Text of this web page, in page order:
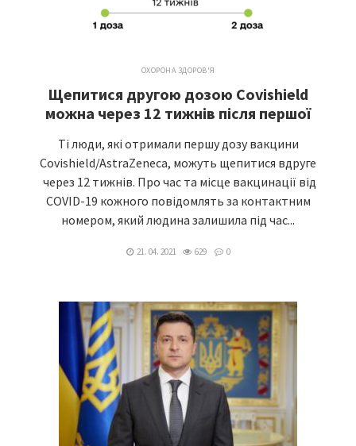
ОХОРОНА ЗДОРОВ'Я
Щепитися другою дозою Covishield
можна через 12 тижнів після першої
Ті люди, які отримали першу дозу вакцини
Covishield/AstraZeneca, можуть щепитися вдруге
через 12 тижнів. Про час та місце вакцинації від
COVID-19 кожного повідомлять за контактним
номером, який людина залишила під час...
21. 04. 2021 629 0